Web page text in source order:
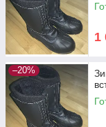
1
–20%